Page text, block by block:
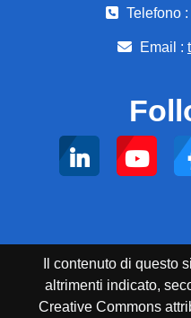
Telefono
Email :
Il contenuto di questo
altrimenti indicato,
Creative Commons